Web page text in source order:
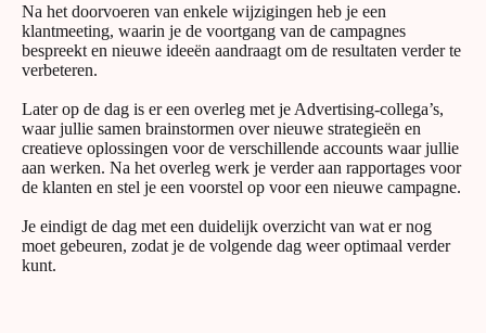
Na het doorvoeren van enkele wijzigingen heb je een
klantmeeting, waarin je de voortgang van de campagnes
bespreekt en nieuwe ideeën aandraagt om de resultaten verder te
verbeteren.
Later op de dag is er een overleg met je Advertising-collega’s,
waar jullie samen brainstormen over nieuwe strategieën en
creatieve oplossingen voor de verschillende accounts waar jullie
aan werken. Na het overleg werk je verder aan rapportages voor
de klanten en stel je een voorstel op voor een nieuwe campagne.
Je eindigt de dag met een duidelijk overzicht van wat er nog
moet gebeuren, zodat je de volgende dag weer optimaal verder
kunt.